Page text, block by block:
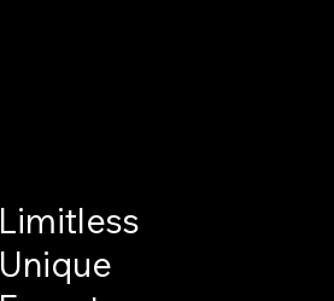
Limitless
Unique